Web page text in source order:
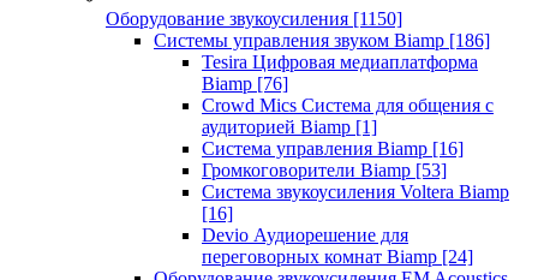
Оборудование звукоусиления [1150]
Системы управления звуком Biamp [186]
Tesira Цифровая медиаплатформа
Biamp [76]
Crowd Mics Система для общения с
аудиторией Biamp [1]
Система управления Biamp [16]
Громкоговорители Biamp [53]
Система звукоусиления Voltera Biamp
[16]
Devio Аудиорешение для
переговорных комнат Biamp [24]